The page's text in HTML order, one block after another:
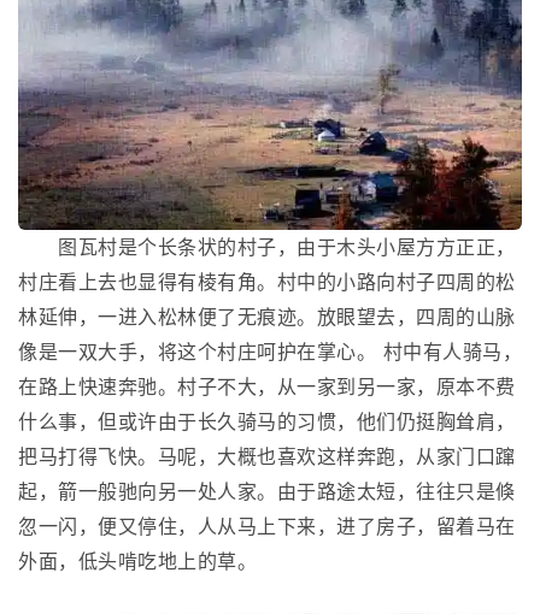
图瓦村是个长条状的村子，由于木头小屋方方正正，
村庄看上去也显得有棱有角。村中的小路向村子四周的松
林延伸，一进入松林便了无痕迹。放眼望去，四周的山脉
像是一双大手，将这个村庄呵护在掌心。 村中有人骑马，
在路上快速奔驰。村子不大，从一家到另一家，原本不费
什么事，但或许由于长久骑马的习惯，他们仍挺胸耸肩，
把马打得飞快。马呢，大概也喜欢这样奔跑，从家门口蹿
起，箭一般驰向另一处人家。由于路途太短，往往只是倏
忽一闪，便又停住，人从马上下来，进了房子，留着马在
外面，低头啃吃地上的草。